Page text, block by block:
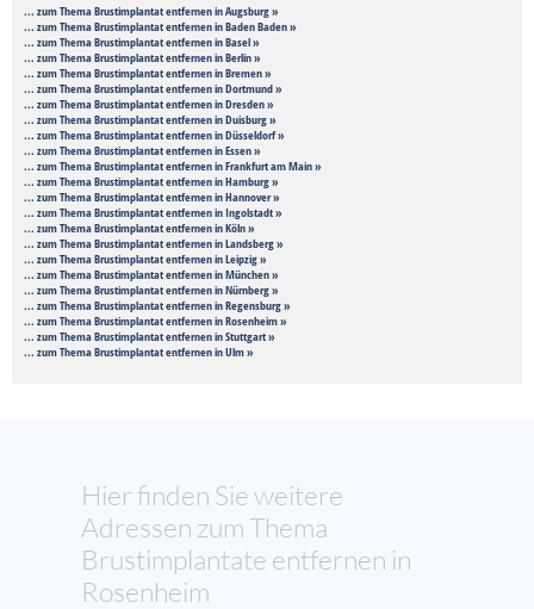
... zum Thema Brustimplantat entfernen in Augsburg »
... zum Thema Brustimplantat entfernen in Baden Baden »
... zum Thema Brustimplantat entfernen in Basel »
... zum Thema Brustimplantat entfernen in Berlin »
... zum Thema Brustimplantat entfernen in Bremen »
... zum Thema Brustimplantat entfernen in Dortmund »
... zum Thema Brustimplantat entfernen in Dresden »
... zum Thema Brustimplantat entfernen in Duisburg »
... zum Thema Brustimplantat entfernen in Düsseldorf »
... zum Thema Brustimplantat entfernen in Essen »
... zum Thema Brustimplantat entfernen in Frankfurt am Main »
... zum Thema Brustimplantat entfernen in Hamburg »
... zum Thema Brustimplantat entfernen in Hannover »
... zum Thema Brustimplantat entfernen in Ingolstadt »
... zum Thema Brustimplantat entfernen in Köln »
... zum Thema Brustimplantat entfernen in Landsberg »
... zum Thema Brustimplantat entfernen in Leipzig »
... zum Thema Brustimplantat entfernen in München »
... zum Thema Brustimplantat entfernen in Nürnberg »
... zum Thema Brustimplantat entfernen in Regensburg »
... zum Thema Brustimplantat entfernen in Rosenheim »
... zum Thema Brustimplantat entfernen in Stuttgart »
... zum Thema Brustimplantat entfernen in Ulm »
Hier finden Sie weitere
Adressen zum Thema
Brustimplantate entfernen in
Rosenheim